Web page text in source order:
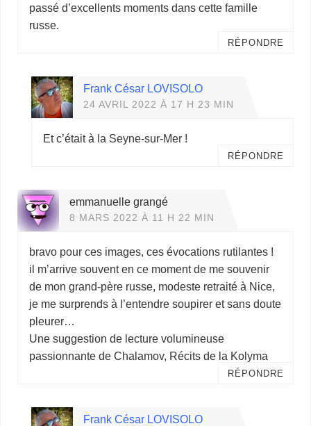
passé d’excellents moments dans cette famille
russe.
RÉPONDRE
Frank César LOVISOLO
24 AVRIL 2022 À 17 H 23 MIN
Et c’était à la Seyne-sur-Mer !
RÉPONDRE
emmanuelle grangé
8 MARS 2022 À 11 H 22 MIN
bravo pour ces images, ces évocations rutilantes !
il m’arrive souvent en ce moment de me souvenir
de mon grand-père russe, modeste retraité à Nice,
je me surprends à l’entendre soupirer et sans doute
pleurer…
Une suggestion de lecture volumineuse
passionnante de Chalamov, Récits de la Kolyma
RÉPONDRE
Frank César LOVISOLO